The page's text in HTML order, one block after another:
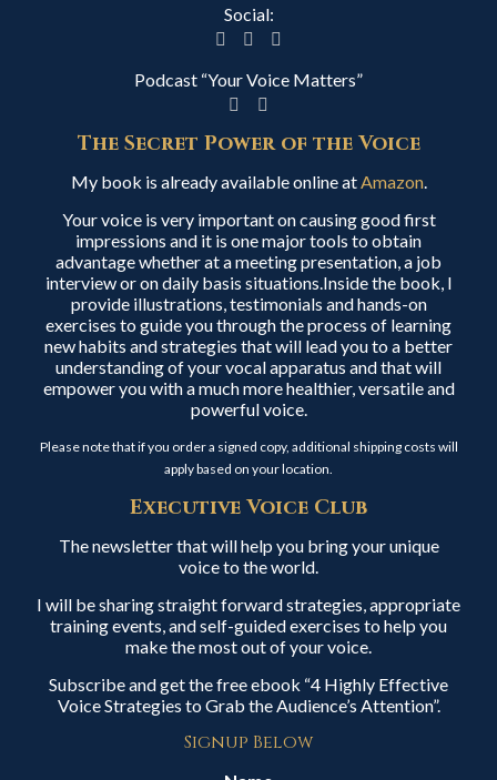
Social:
Podcast “Your Voice Matters”
The Secret Power of the Voice
My book is already available online atAmazon.
Your voice is very important on causing good first
impressions and it is one major tools to obtain
advantage whether at a meeting presentation, a job
interview or on daily basis situations.Inside the book, I
provide illustrations, testimonials and hands-on
exercises to guide you through the process of learning
new habits and strategies that will lead you to a better
understanding of your vocal apparatus and that will
empower you with a much more healthier, versatile and
powerful voice.
Please note that if you order a signed copy, additional shipping costs will
apply based on your location.
Executive Voice Club
The newsletter that will help you bring your unique
voice to the world.
I will be sharing straight forward strategies, appropriate
training events, and self-guided exercises to help you
make the most out of your voice.
Subscribe and get the free ebook “4 Highly Effective
Voice Strategies to Grab the Audience’s Attention”.
Signup Below